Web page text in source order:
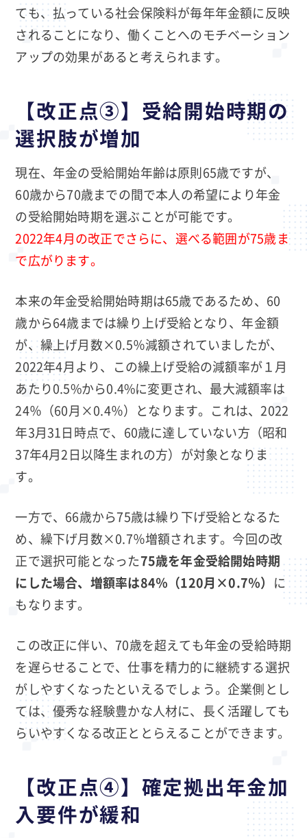
ても、払っている社会保険料が毎年年金額に反映
されることになり、働くことへのモチベーション
アップの効果があると考えられます。
【改正点③】受給開始時期の
選択肢が増加
現在、年金の受給開始年齢は原則65歳ですが、
60歳から70歳までの間で本人の希望により年金
の受給開始時期を選ぶことが可能です。
2022年4月の改正でさらに、選べる範囲が75歳ま
で広がります。
本来の年金受給開始時期は65歳であるため、60
歳から64歳までは繰り上げ受給となり、年金額
が、繰上げ月数×0.5％減額されていましたが、
2022年4月より、この繰上げ受給の減額率が１月
あたり0.5%から0.4%に変更され、最大減額率は
24％（60月×0.4％）となります。これは、2022
年3月31日時点で、60歳に達していない方（昭和
37年4月2日以降生まれの方）が対象となりま
す。
一方で、66歳から75歳は繰り下げ受給となるた
め、繰下げ月数×0.7％増額されます。今回の改
正で選択可能となった75歳を年金受給開始時期
にした場合、増額率は84％（120月×0.7％） に
もなります。
この改正に伴い、70歳を超えても年金の受給時期
を遅らせることで、仕事を精力的に継続する選択
がしやすくなったといえるでしょう。企業側とし
ては、優秀な経験豊かな人材に、長く活躍しても
らいやすくなる改正ととらえることができます。
【改正点④】確定拠出年金加
入要件が緩和